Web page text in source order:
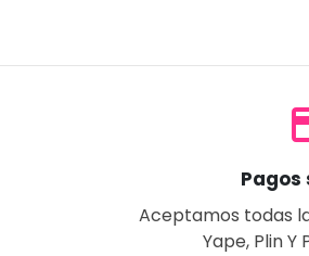
Pagos
Aceptamos todas
Yape, Plin Y